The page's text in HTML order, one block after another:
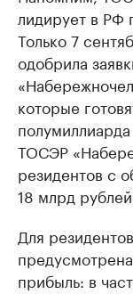
лидирует в РФ
Только 7
одобрила
которые
ТОСЭР
резидентов с
18 млрд
Для
прибыль: в